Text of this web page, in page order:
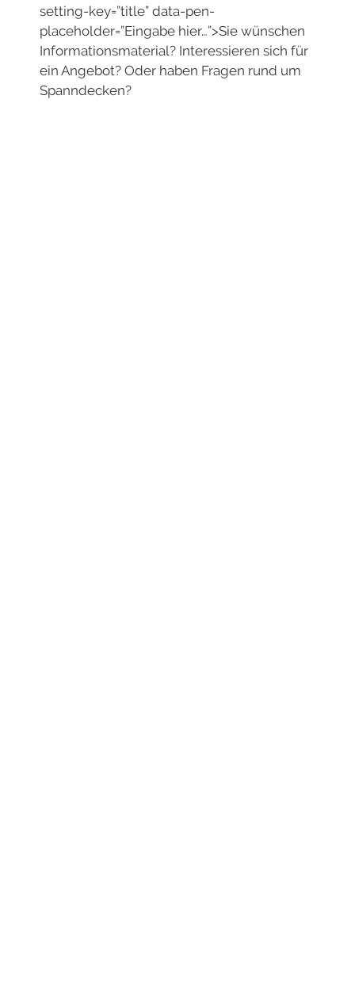
setting-key=”title” data-pen-
placeholder=”Eingabe hier…”>Sie wünschen
Informationsmaterial? Interessieren sich für
ein Angebot? Oder haben Fragen rund um
Spanndecken?